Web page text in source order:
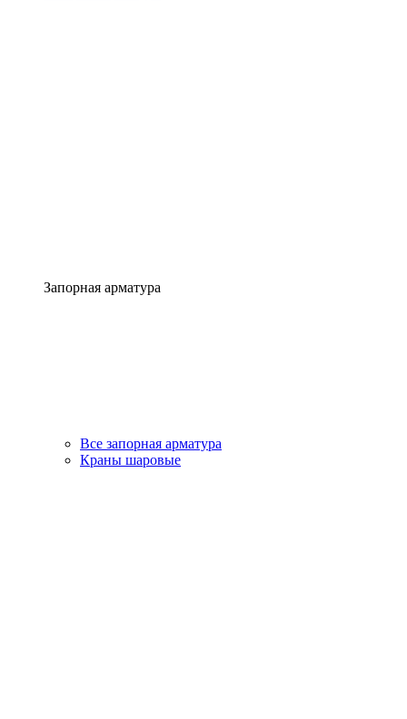
Запорная арматура
Все запорная арматура
Краны шаровые